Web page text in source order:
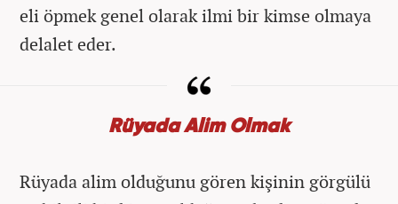
eli öpmek genel olarak ilmi bir kimse olmaya
delalet eder.
Rüyada Alim Olmak
Rüyada alim olduğunu gören kişinin görgülü